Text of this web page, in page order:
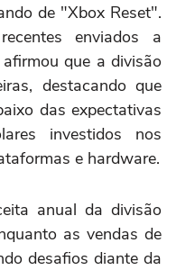
de "Xbox Reset".
enviados a
que a divisão
destacando que
das expectativas
investidos nos
e hardware.
anual da divisão
as vendas de
desafios diante da